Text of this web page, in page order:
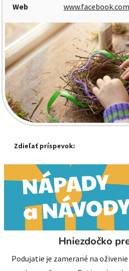
Web
www.facebook.com
Zdieľať príspevok:
Hniezdočko
Podujatie je zamerané na